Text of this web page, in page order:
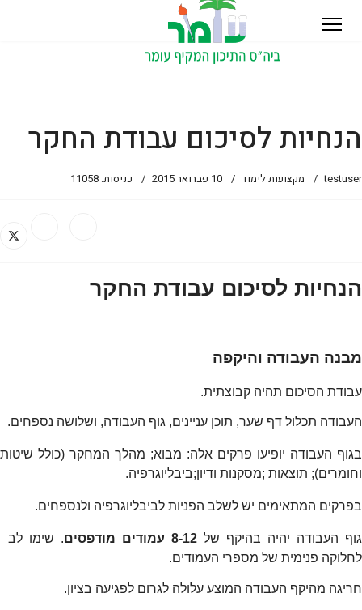
הנחיות לסיכום עבודת החקר
testuser מקצועות לימוד 10 פברואר 2015 כניסות: 11058
הנחיות לסיכום עבודת החקר
מבנה העבודה והיקפה
עבודת הסיכום תהיה קבוצתית.
העבודה תכלול דף שער, תוכן עניינים, גוף העבודה, ושלושה נספחים.
בגוף העבודה יופיעו פרקים אלה: מבוא; מהלך המחקר (כולל שיטות
וחומרים); תוצאות ;מסקנות ודיון;ביבליוגרפיה.
בפרקים המתאימים יש לשלב הפניות לביבליוגרפיה ולנספחים.
גוף העבודה יהיה בהיקף של8-12 עמודים מודפסים
. שימו לב
לחלוקה פנימית של מספרי העמודים.
חריגה מהיקף העבודה המוצע עלולה לגרום לפגיעה בציון.